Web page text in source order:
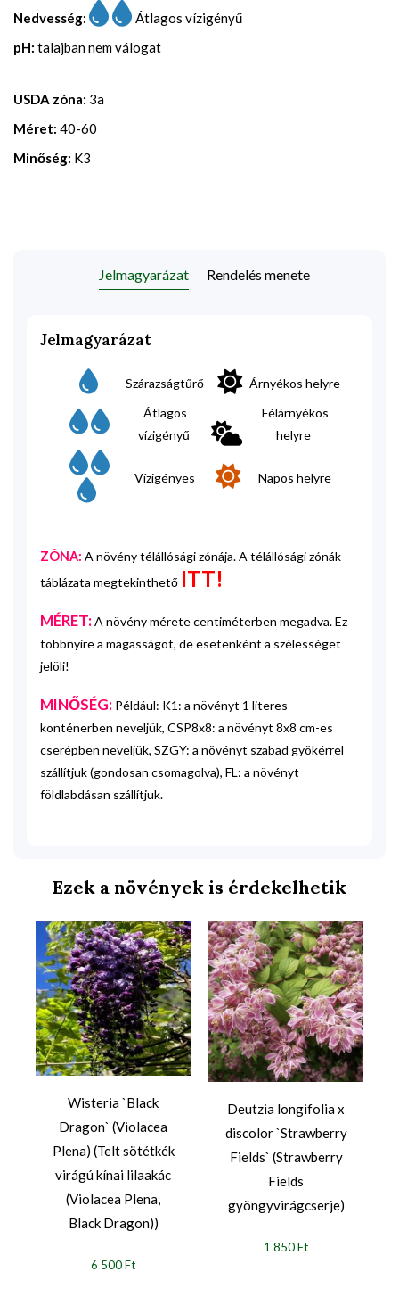
Nedvesség:
Átlagos vízigényű
pH: talajban nem válogat
USDA zóna: 3a
Méret: 40-60
Minőség: K3
Jelmagyarázat Rendelés menete
Jelmagyarázat
Szárazságtűrő
Árnyékos helyre
Átlagos
vízigényű
Félárnyékos
helyre
Vízigényes Napos helyre
ZÓNA: A növény télállósági zónája. A télállósági zónák
táblázata megtekinthető ITT!
MÉRET:A növény mérete centiméterben megadva. Ez
többnyire a magasságot, de esetenként a szélességet
jelöli!
MINŐSÉG: Például: K1: a növényt 1 literes
konténerben neveljük, CSP8x8: a növényt 8x8 cm-es
cserépben neveljük, SZGY: a növényt szabad gyökérrel
szállítjuk (gondosan csomagolva), FL: a növényt
földlabdásan szállítjuk.
Ezek a növények is érdekelhetik
Wisteria `Black
Dragon` (Violacea
Plena) (Telt sötétkék
virágú kínai lilaakác
(Violacea Plena,
Black Dragon))
6 500 Ft
Deutzia longifolia x
discolor `Strawberry
Fields` (Strawberry
Fields
gyöngyvirágcserje)
1 850 Ft